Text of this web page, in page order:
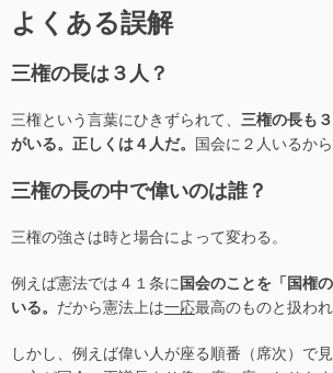
よくある誤解
三権の長は３人？
三権という言葉にひきずられて、 三権の長も
がいる。正しくは４人だ。 国会に２人いるから
三権の長の中で偉いのは誰？
三権の強さは時と場合によって変わる。
例えば憲法では４１条に国会のことを「国権
いる。 だから憲法上は一応最高のものと扱われ
しかし、例えば偉い人が座る順番（席次）で